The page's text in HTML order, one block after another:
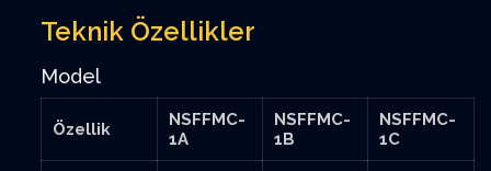
Teknik Özellikler
Model
Özellik
NSFFMC-
1A
NSFFMC-
1B
NSFFMC-
1C